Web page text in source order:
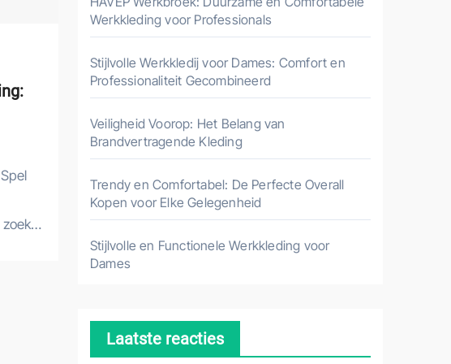
zoek…
Werkkleding voor Professionals
Stijlvolle Werkkledij voor Dames: Comfort en
Professionaliteit Gecombineerd
Veiligheid Voorop: Het Belang van
Brandvertragende Kleding
Trendy en Comfortabel: De Perfecte Overall
Kopen voor Elke Gelegenheid
Stijlvolle en Functionele Werkkleding voor
Dames
Laatste reacties